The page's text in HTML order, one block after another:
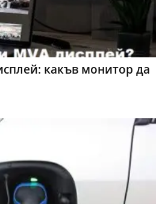
какъв монитор да